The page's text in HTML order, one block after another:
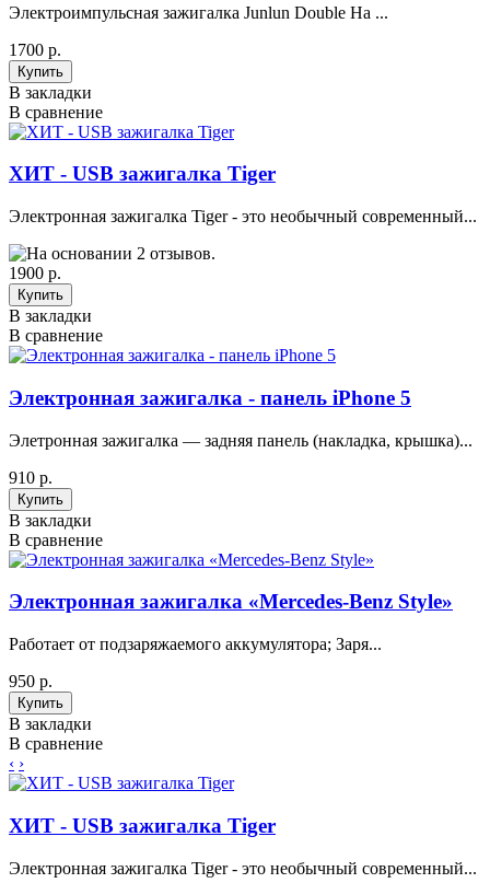
Электроимпульсная зажигалка Junlun Double На ...
1700 р.
В закладки
В сравнение
ХИТ - USB зажигалка Tiger
Электронная зажигалка Tiger - это необычный современный...
1900 р.
В закладки
В сравнение
Электронная зажигалка - панель iPhone 5
Элетронная зажигалка — задняя панель (накладка, крышка)...
910 р.
В закладки
В сравнение
Электронная зажигалка «Mercedes-Benz Style»
Работает от подзаряжаемого аккумулятора; Заря...
950 р.
В закладки
В сравнение
‹ ›
ХИТ - USB зажигалка Tiger
Электронная зажигалка Tiger - это необычный современный...